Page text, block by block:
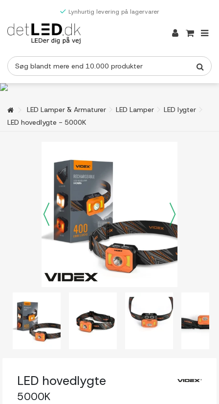
Lynhurtig levering på lagervarer
LED Lamper & Armaturer LED Lamper
LED lygter
LED hovedlygte - 5000K
LED hovedlygte
5000K